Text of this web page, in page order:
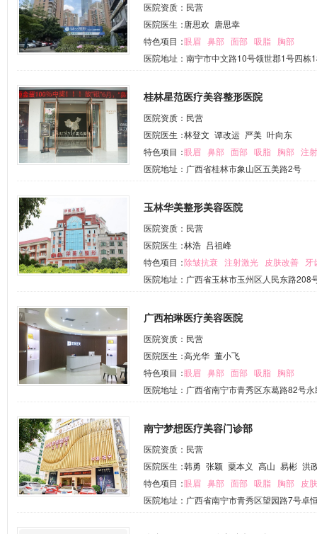
医院资质：民营
医院医生：唐思欢 唐思幸
特色项目：眼眉 鼻部 面部 吸脂 胸部
医院地址：南宁市中文路10号领世郡1号四栋
桂林星范医疗美容整形医院
医院资质：民营
医院医生：林登文 谭改运 严美 叶向东
特色项目：眼眉 鼻部 面部 吸脂 胸部 注
医院地址：广西省桂林市象山区五美路2号
玉林华美整形美容医院
医院资质：民营
医院医生：林浩 吕祖峰
特色项目：除皱抗衰 注射激光 皮肤改善 牙
医院地址：广西省玉林市玉州区人民东路208
广西柏琳医疗美容医院
医院资质：民营
医院医生：高光华 董小飞
特色项目：眼眉 鼻部 面部 吸脂 胸部
医院地址：广西省南宁市青秀区东葛路82号
南宁梦想医疗美容门诊部
医院资质：民营
医院医生：韩勇 张颖 粟本义 高山 易彬 洪
特色项目：眼眉 鼻部 面部 吸脂 胸部
皮
医院地址：广西省南宁市青秀区望园路7号卓